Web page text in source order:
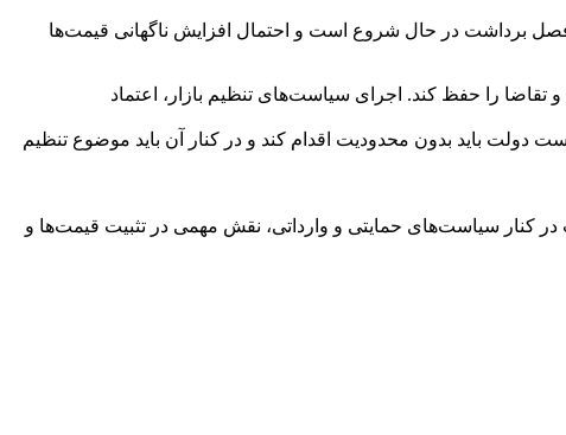
برداشت در حال شروع است و احتمال افزایش ناگهانی قیمت‌ها
تقاضا را حفظ کند. اجرای سیاست‌های تنظیم بازار، اعتماد
دولت باید بدون محدودیت اقدام کند و در کنار آن باید موضوع تنظیم
در کنار سیاست‌های حمایتی و وارداتی، نقش مهمی در تثبیت قیمت‌ها و